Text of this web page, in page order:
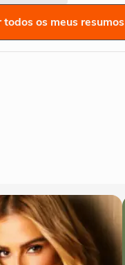
todos os meus resumos